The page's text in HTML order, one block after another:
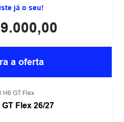
já o seu!
a oferta
H6 GT Flex
Flex 26/27